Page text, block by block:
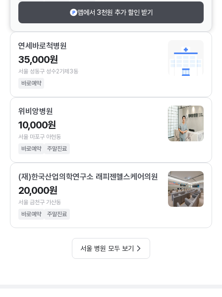
앱에서 3천원 추가 할인 받기
연세바로척병원
35,000원
서울 성동구 성수2가제3동
바로예약
위비앙병원
10,000원
서울 마포구 아현동
바로예약
주말진료
(재)한국산업의학연구소 래피젠헬스케어의원
20,000원
서울 금천구 가산동
바로예약
주말진료
서울 병원 모두 보기